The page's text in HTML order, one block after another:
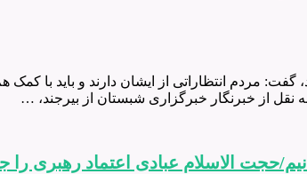
مردم انتظاراتی از ایشان دارند و باید با
نقل از خبرنگار خبرگزاری شبستان از بیرجند، …
حجت الاسلام عبادی اعتماد رهبری را